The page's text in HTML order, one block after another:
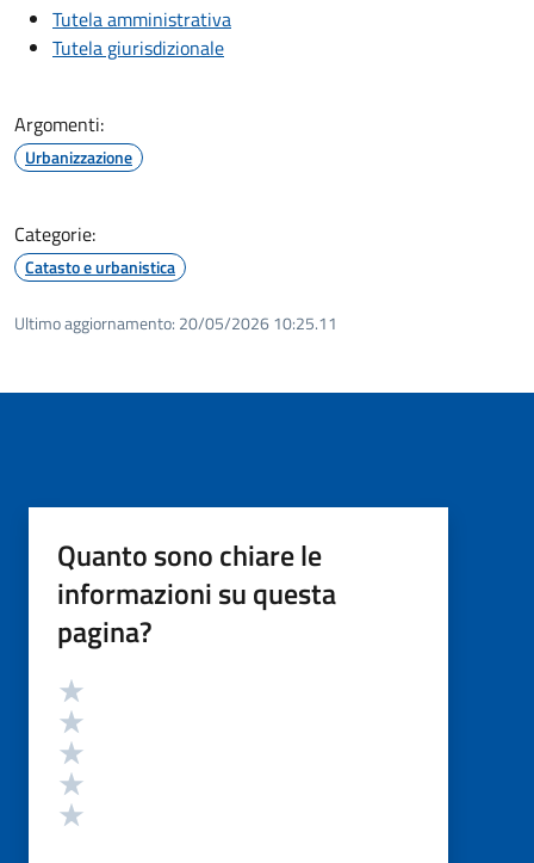
Tutela amministrativa
Tutela giurisdizionale
Argomenti:
Urbanizzazione
Categorie:
Catasto e urbanistica
Ultimo aggiornamento: 20/05/2026 10:25.11
Quanto sono chiare le
informazioni su questa
pagina?
Valutazione